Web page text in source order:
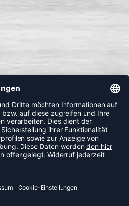
FOLLOW US